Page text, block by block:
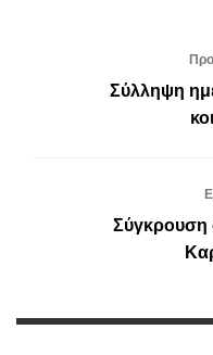
Σύλληψη
Σύγκρουση